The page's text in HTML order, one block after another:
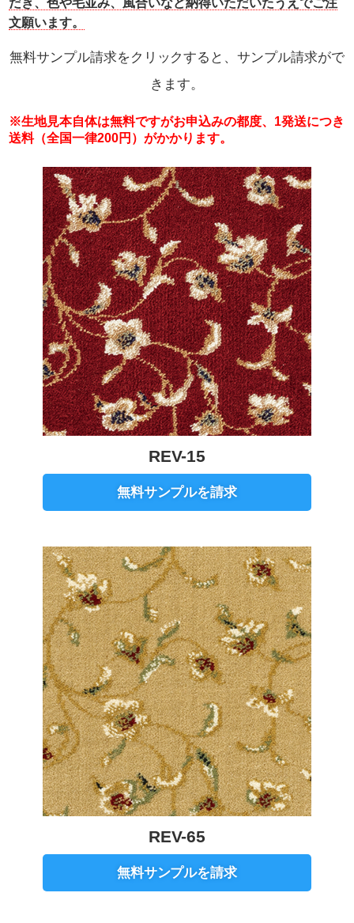
文願います。
無料サンプル請求をクリックすると、サンプル請求がで
きます。
※生地見本自体は無料ですがお申込みの都度、1発送につき
送料（全国一律200円）がかかります。
REV-15
無料サンプルを請求
REV-65
無料サンプルを請求